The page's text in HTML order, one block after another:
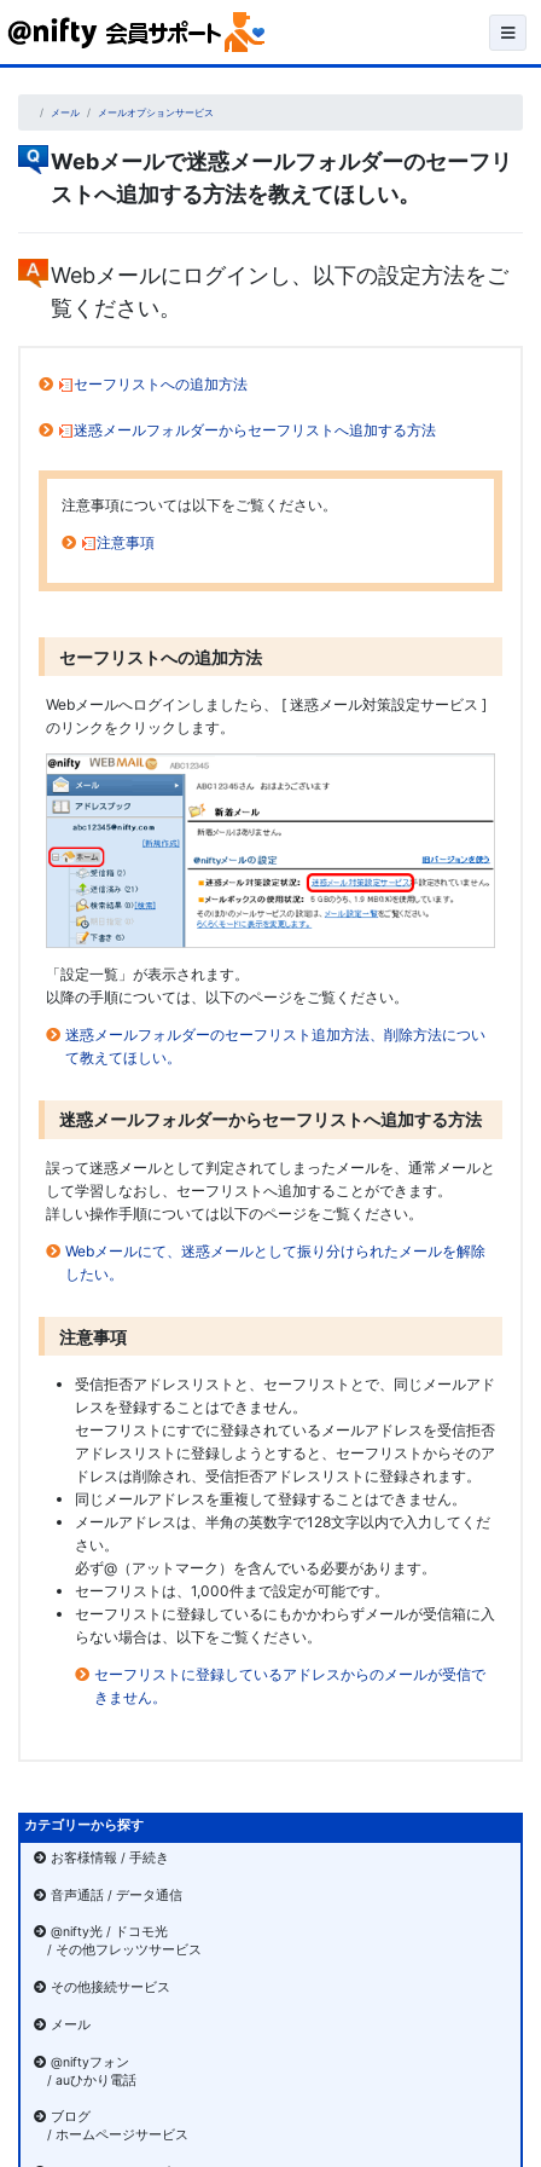
Skip
content
メール メールオプションサービス
Webメールで迷惑メールフォルダーのセーフリ
ストへ追加する方法を教えてほしい。
Webメールにログインし、以下の設定方法をご
覧ください。
セーフリストへの追加方法
迷惑メールフォルダーからセーフリストへ追加する方法
注意事項については以下をご覧ください。
注意事項
セーフリストへの追加方法
Webメールへログインしましたら、 [ 迷惑メール対策設定サービス ]
のリンクをクリックします。
「設定一覧」が表示されます。
以降の手順については、以下のページをご覧ください。
迷惑メールフォルダーのセーフリスト追加方法、削除方法につい
て教えてほしい。
迷惑メールフォルダーからセーフリストへ追加する方法
誤って迷惑メールとして判定されてしまったメールを、通常メールと
して学習しなおし、セーフリストへ追加することができます。
詳しい操作手順については以下のページをご覧ください。
Webメールにて、迷惑メールとして振り分けられたメールを解除
したい。
注意事項
受信拒否アドレスリストと、セーフリストとで、同じメールアド
レスを登録することはできません。
セーフリストにすでに登録されているメールアドレスを受信拒否
アドレスリストに登録しようとすると、セーフリストからそのア
ドレスは削除され、受信拒否アドレスリストに登録されます。
同じメールアドレスを重複して登録することはできません。
メールアドレスは、半角の英数字で128文字以内で入力してくだ
さい。
必ず@（アットマーク）を含んでいる必要があります。
セーフリストは、1,000件まで設定が可能です。
セーフリストに登録しているにもかかわらずメールが受信箱に入
らない場合は、以下をご覧ください。
セーフリストに登録しているアドレスからのメールが受信で
きません。
カテゴリーから探す
お客様情報 / 手続き
音声通話 / データ通信
@nifty光 / ドコモ光
/ その他フレッツサービス
その他接続サービス
メール
@niftyフォン
/ auひかり電話
ブログ
/ ホームページサービス